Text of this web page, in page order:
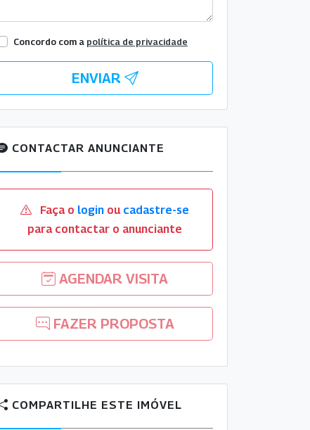
Concordo com a política de privacidade
ENVIAR
CONTACTAR ANUNCIANTE
Faça o login ou cadastre-se
para contactar o anunciante
AGENDAR VISITA
FAZER PROPOSTA
COMPARTILHE ESTE IMÓVEL